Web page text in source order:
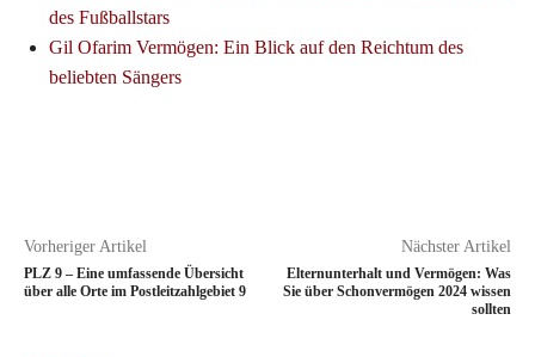
des Fußballstars
Gil Ofarim Vermögen: Ein Blick auf den Reichtum des
beliebten Sängers
Vorheriger Artikel
PLZ 9 – Eine umfassende Übersicht
über alle Orte im Postleitzahlgebiet 9
Nächster Artikel
Elternunterhalt und Vermögen: Was
Sie über Schonvermögen 2024 wissen
sollten